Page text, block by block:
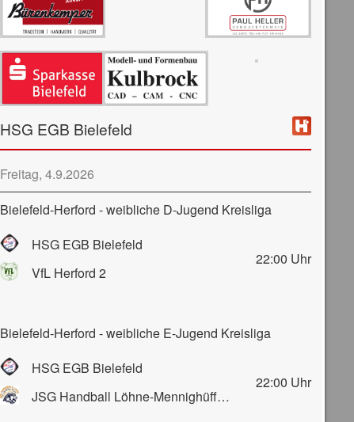
HSG EGB Bielefeld
Freitag, 4.9.2026
Bielefeld-Herford - weibliche D-Jugend Kreisliga
HSG EGB Bielefeld
VfL Herford 2
22:00 Uhr
Bielefeld-Herford - weibliche E-Jugend Kreisliga
HSG EGB Bielefeld
JSG Handball Löhne-Mennighüffen-Obernbeck
22:00 Uhr